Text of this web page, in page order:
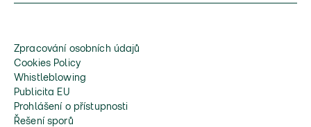
Zpracování osobních údajů
Cookies Policy
Whistleblowing
Publicita EU
Prohlášení o přístupnosti
Řešení sporů